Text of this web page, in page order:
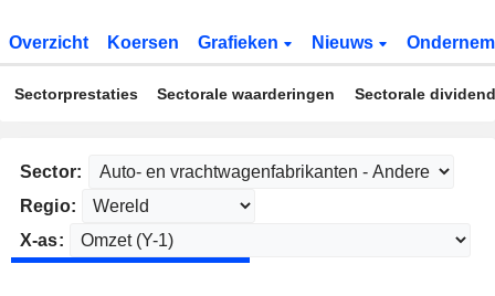
Overzicht Koersen Grafieken Nieuws
Sectorprestaties Sectorale waarderingen Sectorale
Sector:
Regio:
X-as: